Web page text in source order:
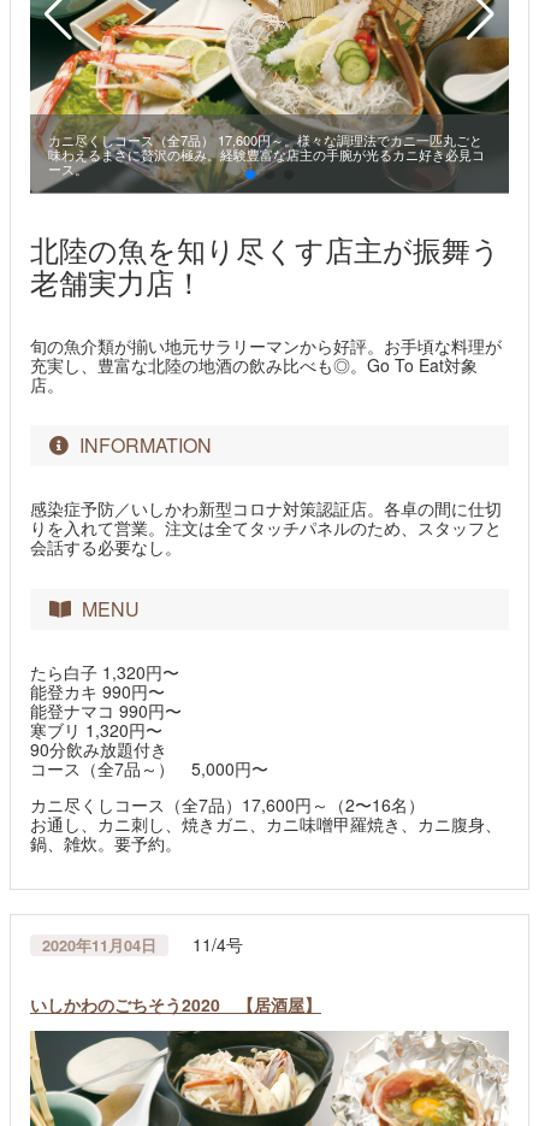
カニ尽くしコース（全7品） 17,600円～。様々な調理法でカニ一匹丸ごと
味わえるまさに贅沢の極み。経験豊富な店主の手腕が光るカニ好き必見コ
ース。
北陸の魚を知り尽くす店主が振舞う
老舗実力店！
旬の魚介類が揃い地元サラリーマンから好評。お手頃な料理が
充実し、豊富な北陸の地酒の飲み比べも◎。Go To Eat対象
店。
INFORMATION
感染症予防／いしかわ新型コロナ対策認証店。各卓の間に仕切
りを入れて営業。注文は全てタッチパネルのため、スタッフと
会話する必要なし。
MENU
たら白子 1,320円〜
能登カキ 990円〜
能登ナマコ 990円〜
寒ブリ 1,320円〜
90分飲み放題付き
コース（全7品～） 5,000円〜
カニ尽くしコース（全7品）17,600円～（2〜16名）
お通し、カニ刺し、焼きガニ、カニ味噌甲羅焼き、カニ腹身、
鍋、雑炊。要予約。
2020年11月04日 11/4号
いしかわのごちそう2020 【居酒屋】